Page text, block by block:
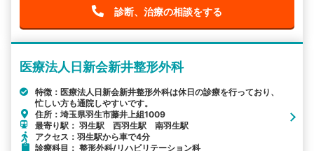
診断、治療の相談をする
医療法人日新会新井整形外科
特徴：医療法人日新会新井整形外科は休日の診療を行っており、
忙しい方も通院しやすいです。
住所：埼玉県羽生市藤井上組1009
最寄り駅： 羽生駅 西羽生駅 南羽生駅
アクセス：羽生駅から車で4分
診療科目： 整形外科/リハビリテーション科